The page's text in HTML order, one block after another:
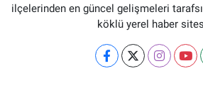
ilçelerinden en güncel gelişmeleri
köklü yerel haber